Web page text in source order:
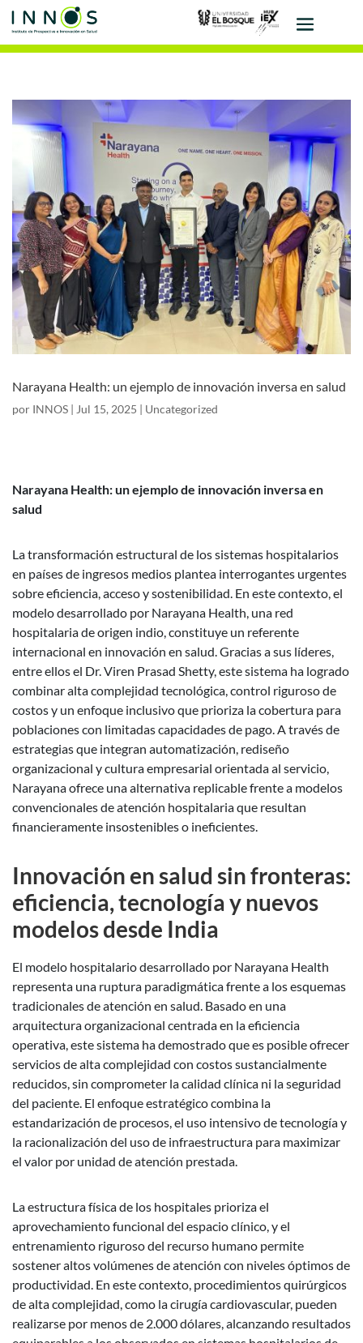
Narayana Health: un ejemplo de innovación inversa en salud
por INNOS | Jul 15, 2025 | Uncategorized
Narayana Health: un ejemplo de innovación inversa en
salud
La transformación estructural de los sistemas hospitalarios
en países de ingresos medios plantea interrogantes urgentes
sobre eficiencia, acceso y sostenibilidad. En este contexto, el
modelo desarrollado por Narayana Health, una red
hospitalaria de origen indio, constituye un referente
internacional en innovación en salud. Gracias a sus líderes,
entre ellos el Dr. Viren Prasad Shetty, este sistema ha logrado
combinar alta complejidad tecnológica, control riguroso de
costos y un enfoque inclusivo que prioriza la cobertura para
poblaciones con limitadas capacidades de pago. A través de
estrategias que integran automatización, rediseño
organizacional y cultura empresarial orientada al servicio,
Narayana ofrece una alternativa replicable frente a modelos
convencionales de atención hospitalaria que resultan
financieramente insostenibles o ineficientes.
Innovación en salud sin fronteras:
eficiencia, tecnología y nuevos
modelos desde India
El modelo hospitalario desarrollado por Narayana Health
representa una ruptura paradigmática frente a los esquemas
tradicionales de atención en salud. Basado en una
arquitectura organizacional centrada en la eficiencia
operativa, este sistema ha demostrado que es posible ofrecer
servicios de alta complejidad con costos sustancialmente
reducidos, sin comprometer la calidad clínica ni la seguridad
del paciente. El enfoque estratégico combina la
estandarización de procesos, el uso intensivo de tecnología y
la racionalización del uso de infraestructura para maximizar
el valor por unidad de atención prestada.
La estructura física de los hospitales prioriza el
aprovechamiento funcional del espacio clínico, y el
entrenamiento riguroso del recurso humano permite
sostener altos volúmenes de atención con niveles óptimos de
productividad. En este contexto, procedimientos quirúrgicos
de alta complejidad, como la cirugía cardiovascular, pueden
realizarse por menos de 2.000 dólares, alcanzando resultados